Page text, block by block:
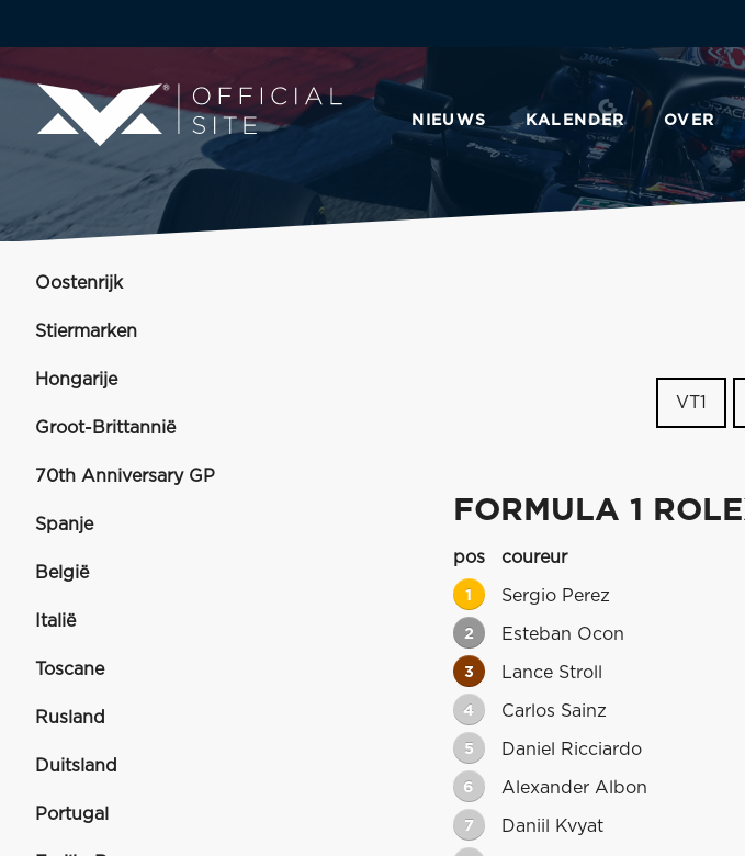
NIEUWS KALENDER OVER
Oostenrijk
Stiermarken
Hongarije
Groot-Brittannië
70th Anniversary GP
Spanje
België
Italië
Toscane
Rusland
Duitsland
Portugal
VT1
FORMULA 1
pos coureur
1 Sergio Perez
2 Esteban Ocon
3 Lance Stroll
4 Carlos Sainz
5 Daniel Ricciardo
6 Alexander Albon
7 Daniil Kvyat